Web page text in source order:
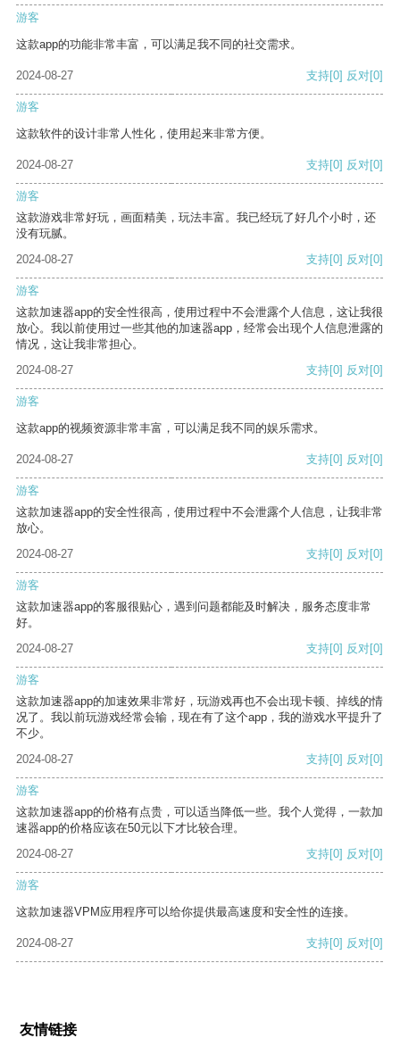
游客
这款app的功能非常丰富，可以满足我不同的社交需求。
2024-08-27 支持[0] 反对[0]
游客
这款软件的设计非常人性化，使用起来非常方便。
2024-08-27 支持[0] 反对[0]
游客
这款游戏非常好玩，画面精美，玩法丰富。我已经玩了好几个小时，还
没有玩腻。
2024-08-27
支持[0] 反对[0]
游客
这款加速器app的安全性很高，使用过程中不会泄露个人信息，这让我很
放心。我以前使用过一些其他的加速器app，经常会出现个人信息泄露的
情况，这让我非常担心。
2024-08-27
支持[0] 反对[0]
游客
这款app的视频资源非常丰富，可以满足我不同的娱乐需求。
2024-08-27 支持[0] 反对[0]
游客
这款加速器app的安全性很高，使用过程中不会泄露个人信息，让我非常
放心。
2024-08-27
支持[0] 反对[0]
游客
这款加速器app的客服很贴心，遇到问题都能及时解决，服务态度非常
好。
2024-08-27
支持[0] 反对[0]
游客
这款加速器app的加速效果非常好，玩游戏再也不会出现卡顿、掉线的情
况了。我以前玩游戏经常会输，现在有了这个app，我的游戏水平提升了
不少。
2024-08-27
支持[0] 反对[0]
游客
这款加速器app的价格有点贵，可以适当降低一些。我个人觉得，一款加
速器app的价格应该在50元以下才比较合理。
2024-08-27
支持[0] 反对[0]
游客
这款加速器VPM应用程序可以给你提供最高速度和安全性的连接。
2024-08-27 支持[0] 反对[0]
友情链接